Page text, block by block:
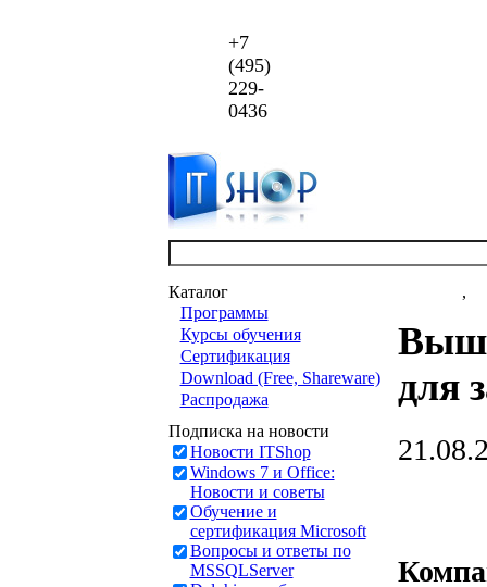
+7
(495)
229-
0436
Каталог
Программы
Курсы обучения
Сертификация
Download (Free, Shareware)
Распродажа
Подписка на новости
Новости ITShop
Windows 7 и Office:
Новости и советы
Обучение и
сертификация Microsoft
Вопросы и ответы по
MSSQLServer
,
для